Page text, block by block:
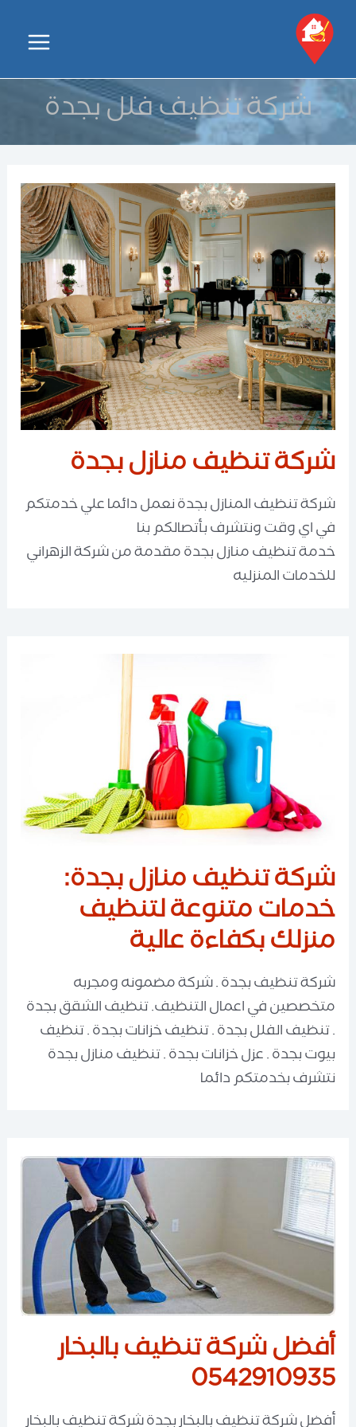
تخطي
المحتوى
Main
Menuشركة تنظيف فلل بجدة
شركة تنظيف منازل بجدة
شركة تنظيف المنازل بجدة نعمل دائما علي خدمتكم
في اي وقت ونتشرف بأتصالكم بنا
خدمة تنظيف منازل بجدة مقدمة من شركة الزهراني
للخدمات المنزليه
شركة تنظيف منازل بجدة:
خدمات متنوعة لتنظيف
منزلك بكفاءة عالية
شركة تنظيف بجدة . شركة مضمونه ومجربه
متخصصين في اعمال التنظيف. تنظيف الشقق بجدة
. تنظيف الفلل بجدة . تنظيف خزانات بجدة . تنظيف
بيوت بجدة . عزل خزانات بجدة . تنظيف منازل بجدة
نتشرف بخدمتكم دائما
أفضل شركة تنظيف بالبخار
0542910935